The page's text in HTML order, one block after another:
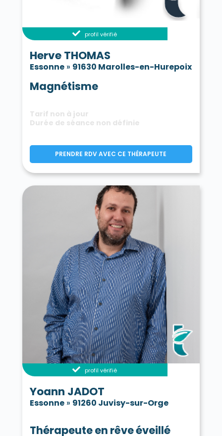
profil vérifié
Herve THOMAS
Essonne» 91630 Marolles-en-Hurepoix
Magnétisme
Tarif non à jour
Durée de séance non définie
PRENDRE RDV AVEC CE THÉRAPEUTE
profil vérifié
Yoann JADOT
Essonne» 91260 Juvisy-sur-Orge
Thérapeute en rêve éveillé